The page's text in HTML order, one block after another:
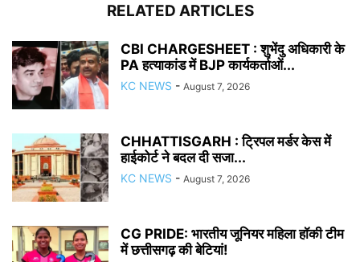
RELATED ARTICLES
CBI CHARGESHEET : शुभेंदु अधिकारी के
PA हत्याकांड में BJP कार्यकर्ताओं...
KC NEWS - August 7, 2026
CHHATTISGARH : ट्रिपल मर्डर केस में
हाईकोर्ट ने बदल दी सजा...
KC NEWS - August 7, 2026
CG PRIDE: भारतीय जूनियर महिला हॉकी टीम
में छत्तीसगढ़ की बेटियां!